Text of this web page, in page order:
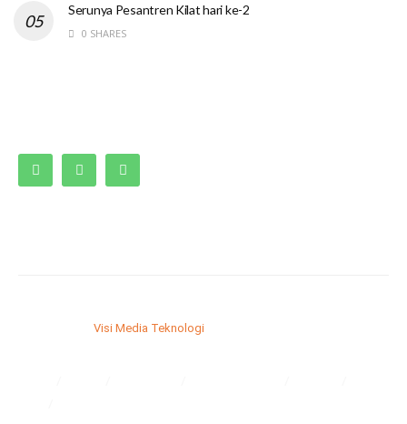
Serunya Pesantren Kilat hari ke-2
0 SHARES
Visi Media Teknologi